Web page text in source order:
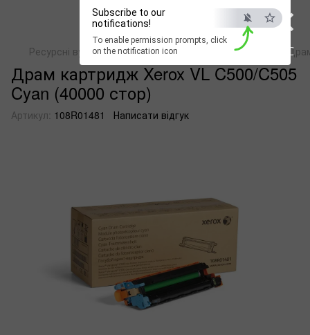
×
ESC
Subscribe to our
notifications!
To enable permission prompts, click
on the notification icon
Ресурсні вузли і матеріали для друкованих пристроїв
Драм картридж Xerox VL C500/C505
Cyan (40000 стор)
Артикул: 108R01481 Написати відгук